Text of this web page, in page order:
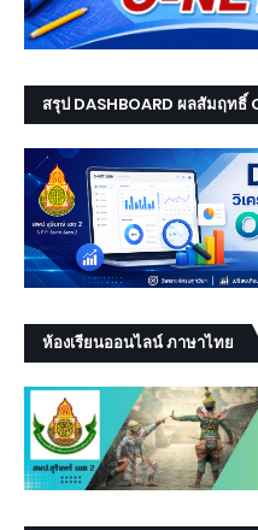
สรุป DASHBOARD ผลสัมฤทธิ์
ห้องเรียนออนไลน์ ภาษาไทย